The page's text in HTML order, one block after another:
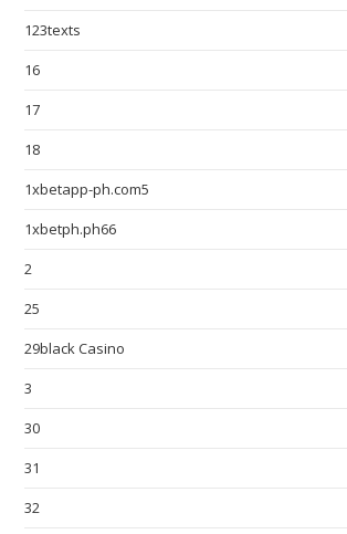
123texts
16
17
18
1xbetapp-ph.com5
1xbetph.ph66
2
25
29black Casino
3
30
31
32